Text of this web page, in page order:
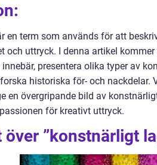
en term som används för att
och uttryck. I denna artikel
presentera olika typer av
historiska för- och
en övergripande bild av
för kreativt uttryck.
över ”konstnärligt